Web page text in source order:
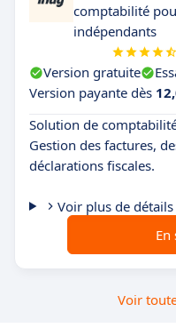
comptabilité
indépendants
Version gratuite
Version payante dès
Solution de
Gestion des factures,
déclarations fiscales.
Voir plus de détails
En
Voir